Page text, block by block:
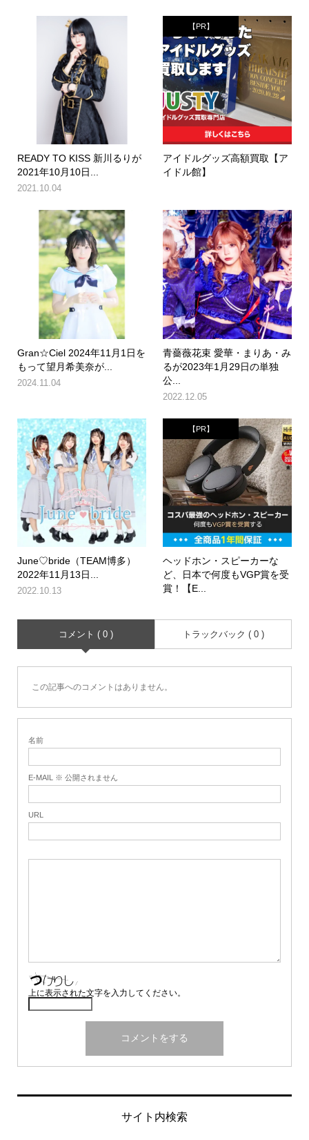
READY TO KISS 新川るりが
2021年10月10日...
2021.10.04
【PR】
アイドルグッズ高額買取【ア
イドル館】
Gran☆Ciel 2024年11月1日を
もって望月希美奈が...
2024.11.04
青薔薇花束 愛華・まりあ・み
るが2023年1月29日の単独
公...
2022.12.05
June♡bride（TEAM博多）
2022年11月13日...
2022.10.13
【PR】
ヘッドホン・スピーカーな
ど、日本で何度もVGP賞を受
賞！【E...
コメント ( 0 ) トラックバック ( 0 )
この記事へのコメントはありません。
名前
E-MAIL ※ 公開されません
URL
上に表示された文字を入力してください。
サイト内検索